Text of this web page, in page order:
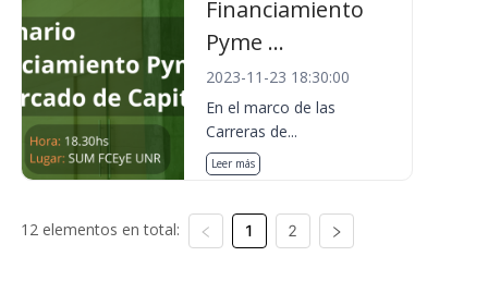
Financiamiento
Pyme ...
2023-11-23 18:30:00
En el marco de las
Carreras de...
Leer más
12 elementos en total: 1 2